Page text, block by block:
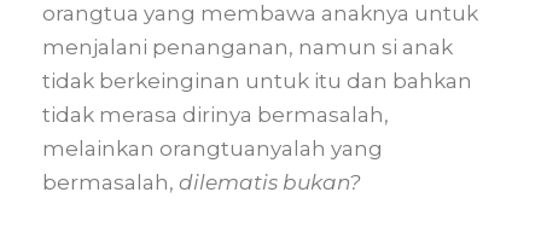
orangtua yang membawa anaknya untuk
menjalani penanganan, namun si anak
tidak berkeinginan untuk itu dan bahkan
tidak merasa dirinya bermasalah,
melainkan orangtuanyalah yang
bermasalah, dilematis bukan?